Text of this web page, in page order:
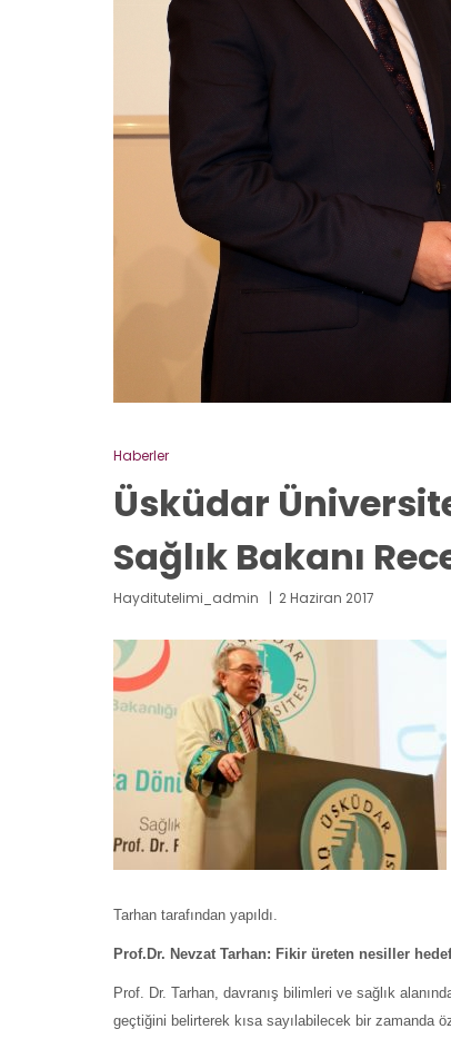
Haberler
Üsküdar
Sağlık Bakanı
Hayditutelimi_admin 2 Haziran 2017
Tarhan tarafından yapıldı.
Prof.Dr. Nevzat Tarhan: Fikir üreten nesiller
Prof. Dr. Tarhan, davranış bilimleri ve sağlık
geçtiğini belirterek kısa sayılabilecek bir zamanda